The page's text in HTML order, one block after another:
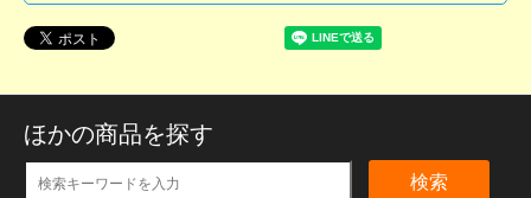
ほかの商品を探す
検索